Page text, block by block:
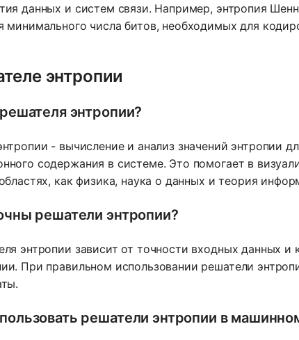
данных и систем связи. Например, энтропия
минимального числа битов, необходимых для
энтропии
энтропии?
- вычисление и анализ значений энтропии
содержания в системе. Это помогает в
как физика, наука о данных и теория
решатели энтропии?
энтропии зависит от точности входных данных и
При правильном использовании решатели
решатели энтропии в